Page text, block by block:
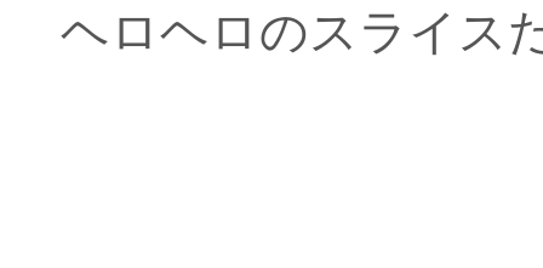
ヘロヘロのスライス